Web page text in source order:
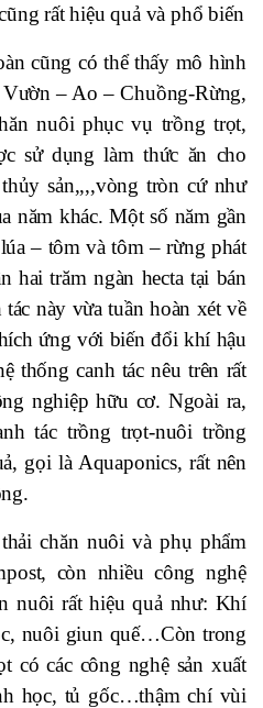
rất hiệu quả và phổ biến
cũng có thể thấy mô hình
– Ao – Chuồng-Rừng,
nuôi phục vụ trồng trọt,
sử dụng làm thức ăn cho
sản,,,,vòng tròn cứ như
năm khác. Một số năm gần
– tôm và tôm – rừng phát
hai trăm ngàn hecta tại bán
này vừa tuần hoàn xét về
ứng với biến đổi khí hậu
thống canh tác nêu trên rất
nghiệp hữu cơ. Ngoài ra,
tác trồng trọt-nuôi trồng
gọi là Aquaponics, rất nên
chăn nuôi và phụ phẩm
còn nhiều công nghệ
nuôi rất hiệu quả như: Khí
nuôi giun quế…Còn trong
có các công nghệ sản xuất
học, tủ gốc…thậm chí vùi